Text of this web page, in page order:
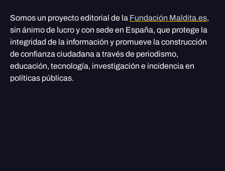
Somos un proyecto editorial de la Fundación Maldita.es,
sin ánimo de lucro y con sede en España, que protege la
integridad de la información y promueve la construcción
de confianza ciudadana a través de periodismo,
educación, tecnología, investigación e incidencia en
políticas públicas.